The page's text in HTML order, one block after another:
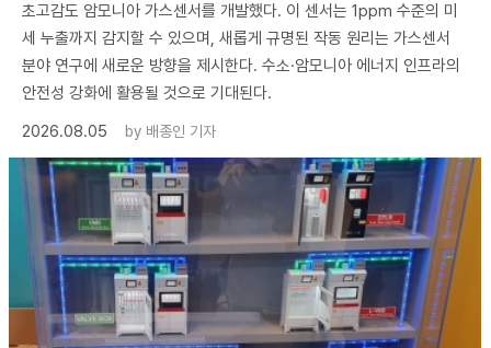
초고감도 암모니아 가스센서를 개발했다. 이 센서는 1ppm 수준의 미
세 누출까지 감지할 수 있으며, 새롭게 규명된 작동 원리는 가스센서
분야 연구에 새로운 방향을 제시한다. 수소·암모니아 에너지 인프라의
안전성 강화에 활용될 것으로 기대된다.
2026.08.05
by 배종인 기자